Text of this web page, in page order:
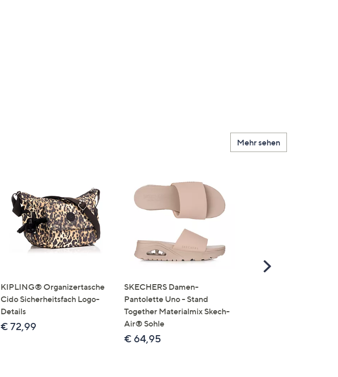
Mehr sehen
KIPLING® Organizertasche
Cido Sicherheitsfach Logo-
Details
€ 72,99
SKECHERS Damen-
Pantolette Uno - Stand
Together Materialmix Skech-
Air® Sohle
€ 64,95
Scroll